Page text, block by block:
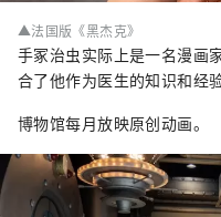
▲法国版《黑杰克》
手冢治虫实际上是一名漫画
合了他作为医生的知识和经
博物馆每月放映原创动画。